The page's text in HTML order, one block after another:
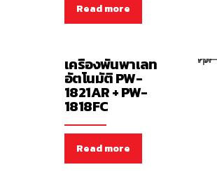
Read more
เครื่องพันพาเลท
อัตโนมัติ PW-
1821AR + PW-
1818FC
Read more